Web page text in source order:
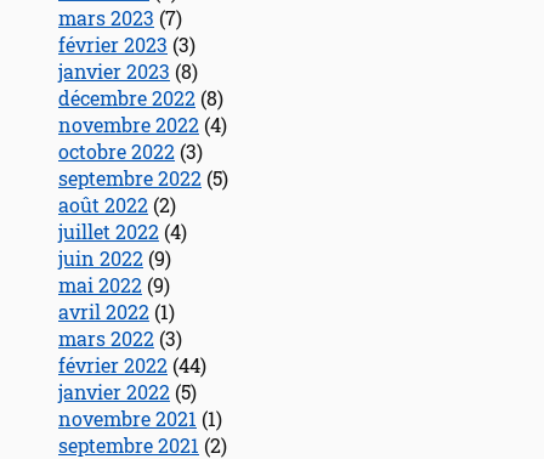
mars 2023 (7)
février 2023 (3)
janvier 2023 (8)
décembre 2022 (8)
novembre 2022 (4)
octobre 2022 (3)
septembre 2022 (5)
août 2022 (2)
juillet 2022 (4)
juin 2022 (9)
mai 2022 (9)
avril 2022 (1)
mars 2022 (3)
février 2022 (44)
janvier 2022 (5)
novembre 2021 (1)
septembre 2021 (2)